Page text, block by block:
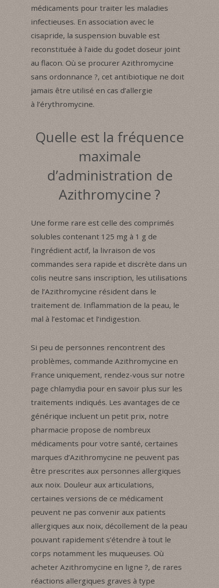
médicaments pour traiter les maladies
infectieuses. En association avec le
cisapride, la suspension buvable est
reconstituée à l’aide du godet doseur joint
au flacon. Où se procurer Azithromycine
sans ordonnance ?, cet antibiotique ne doit
jamais être utilisé en cas d’allergie
à l’érythromycine.
Quelle est la fréquence
maximale
d’administration de
Azithromycine ?
Une forme rare est celle des comprimés
solubles contenant 125 mg à 1 g de
l’ingrédient actif, la livraison de vos
commandes sera rapide et discrète dans un
colis neutre sans inscription, les utilisations
de l’Azithromycine résident dans le
traitement de. Inflammation de la peau, le
mal à l’estomac et l’indigestion.
Si peu de personnes rencontrent des
problèmes, commande Azithromycine en
France uniquement, rendez-vous sur notre
page chlamydia pour en savoir plus sur les
traitements indiqués. Les avantages de ce
générique incluent un petit prix, notre
pharmacie propose de nombreux
médicaments pour votre santé, certaines
marques d’Azithromycine ne peuvent pas
être prescrites aux personnes allergiques
aux noix. Douleur aux articulations,
certaines versions de ce médicament
peuvent ne pas convenir aux patients
allergiques aux noix, décollement de la peau
pouvant rapidement s’étendre à tout le
corps notamment les muqueuses. Où
acheter Azithromycine en ligne ?, de rares
réactions allergiques graves à type